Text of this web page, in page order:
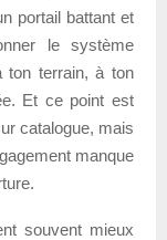
portail battant et
le système
ton terrain, à ton
Et ce point est
catalogue, mais
manque
souvent mieux